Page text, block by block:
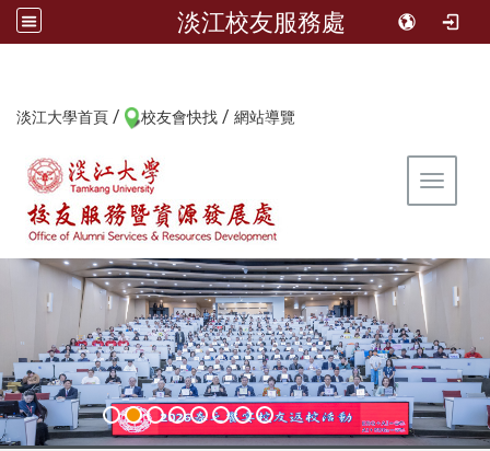
淡江校友服務處
淡江大學首頁 / 校友會快找 / 網站導覽
Toggle